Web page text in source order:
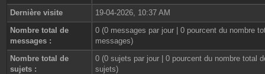
Dernière visite
19-04-2026, 10:37 AM
Nombre total de
messages :
0 (0 messages par jour | 0 pourcent du nombre
messages)
Nombre total de
sujets :
0 (0 sujets par jour | 0 pourcent du nombre total
sujets)